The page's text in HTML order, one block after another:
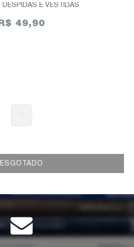
DESPIDAS E VESTIDAS
R$ 49,90
ESGOTADO